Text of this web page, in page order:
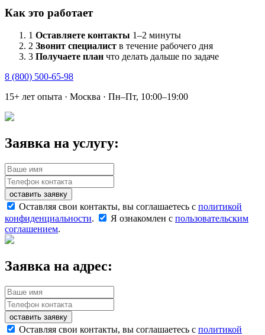
Как это работает
1 Оставляете контакты 1–2 минуты
2 Звонит специалист в течение рабочего дня
3 Получаете план что делать дальше по задаче
8 (800) 500-65-98
15+ лет опыта · Москва · Пн–Пт, 10:00–19:00
Заявка на услугу:
оставить заявку
Оставляя свои контакты, вы соглашаетесь с политикой
конфиденциальности. Я ознакомлен с пользовательским
соглашением.
Заявка на адрес:
оставить заявку
Оставляя свои контакты, вы соглашаетесь с политикой